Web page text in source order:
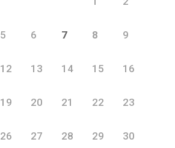
5 6 7 8 9
12 13 14 15 16
19 20 21 22 23
26 27 28 29 30